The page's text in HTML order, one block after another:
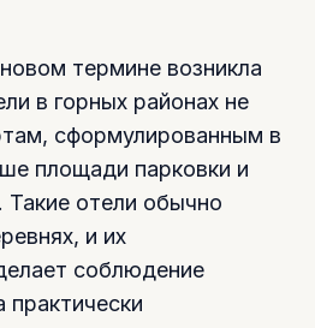
термине возникла
в горных районах не
сформулированным в
площади парковки и
отели обычно
и их
соблюдение
практически